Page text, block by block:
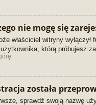
nie mogę się
właściciel witryny
którą próbujesz
została
sprawdź swoją nazwę